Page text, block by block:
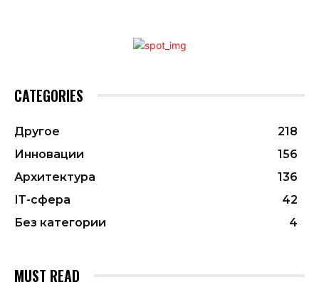
CATEGORIES
Другое
218
Инновации
156
Архитектура
136
ІТ-сфера
42
Без категории
4
MUST READ